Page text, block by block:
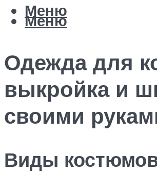
Меню
Меню
Одежда для
выкройка и
своими
Виды